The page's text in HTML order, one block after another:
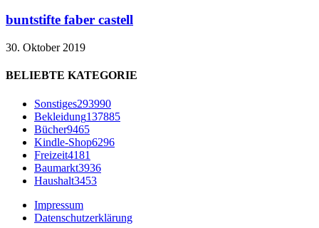
buntstifte faber castell
30. Oktober 2019
BELIEBTE KATEGORIE
Sonstiges293990
Bekleidung137885
Bücher9465
Kindle-Shop6296
Freizeit4181
Baumarkt3936
Haushalt3453
Impressum
Datenschutzerklärung